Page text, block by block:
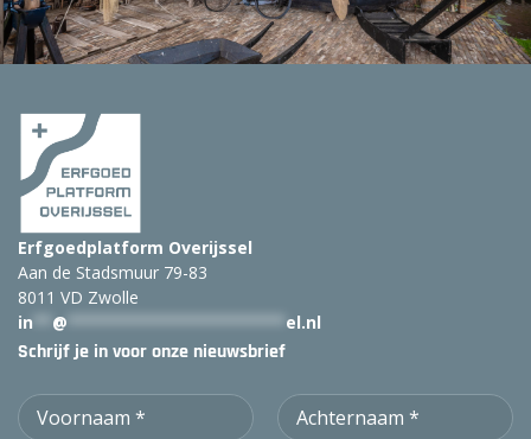
k
:
Erfgoedplatform Overijssel
Aan de Stadsmuur 79-83
8011 VD Zwolle
in
@ el.nl
Schrijf je in voor onze nieuwsbrief